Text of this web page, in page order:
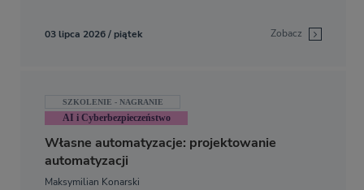
03 lipca 2026 / piątek Zobacz
SZKOLENIE - NAGRANIE
AI i Cyberbezpieczeństwo
Własne automatyzacje: projektowanie
automatyzacji
Maksymilian Konarski